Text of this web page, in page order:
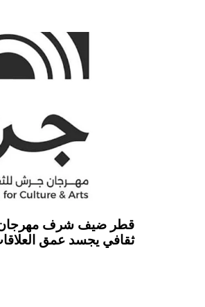
قطر ضيف شرف
ثقافي يجسد عمق